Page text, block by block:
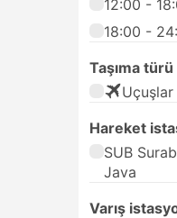
12:00 -
18:00 -
Taşıma türü
Uçuşlar
Hareket
SUB
Java
Varış